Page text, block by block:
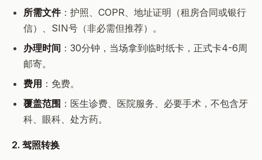
所需文件：护照、COPR、地址证明（租房合同或银行
信）、SIN号（非必需但推荐）。
办理时间 ：30分钟，当场拿到临时纸卡，正式卡4-6周
邮寄。
费用 ：免费。
覆盖范围 ：医生诊费、医院服务、必要手术，不包含牙
科、眼科、处方药。
2. 驾照转换